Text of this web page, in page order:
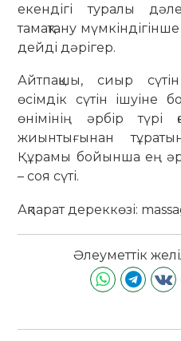
екендігі туралы
тамақтану
дейді дәрігер.
Айтпақшы, сиыр
өсімдік сүтін ішуіне
өнімінің әрбір түрі
жиынтығынан
Құрамы бойынша ең
– соя сүті.
Ақпарат дереккөзі:
Әлеуметтік